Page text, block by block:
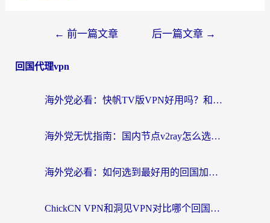
← 前一篇文章 后一篇文章 →
回国代理vpn
海外党必看：快帆TV版VPN好用吗？和快游VPN对比哪个回国效果更好？附实用避坑指南
海外党无忧指南：国内节点v2ray怎么选？一键回国VPN+多场景实测帮你避坑
海外党必看：如何选到最好用的回国加速器？从节点到售后的全维度指南
ChickCN VPN和洞见VPN对比哪个回国效果更好？海外党亲测3款加速器+避坑指南